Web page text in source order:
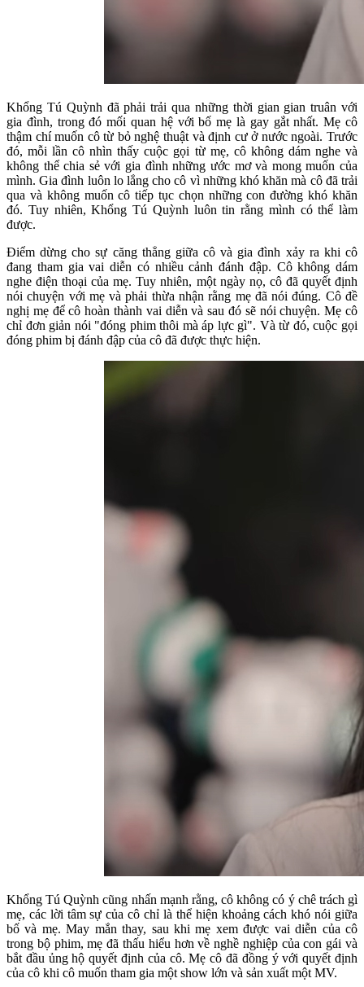
Khổng Tú Quỳnh đã phải trải qua những thời gian gian truân với
gia đình, trong đó mối quan hệ với bố mẹ là gay gắt nhất. Mẹ cô
thậm chí muốn cô từ bỏ nghệ thuật và định cư ở nước ngoài. Trước
đó, mỗi lần cô nhìn thấy cuộc gọi từ mẹ, cô không dám nghe và
không thể chia sẻ với gia đình những ước mơ và mong muốn của
mình. Gia đình luôn lo lắng cho cô vì những khó khăn mà cô đã trải
qua và không muốn cô tiếp tục chọn những con đường khó khăn
đó. Tuy nhiên, Khổng Tú Quỳnh luôn tin rằng mình có thể làm
được.
Điểm dừng cho sự căng thẳng giữa cô và gia đình xảy ra khi cô
đang tham gia vai diễn có nhiều cảnh đánh đập. Cô không dám
nghe điện thoại của mẹ. Tuy nhiên, một ngày nọ, cô đã quyết định
nói chuyện với mẹ và phải thừa nhận rằng mẹ đã nói đúng. Cô đề
nghị mẹ để cô hoàn thành vai diễn và sau đó sẽ nói chuyện. Mẹ cô
chỉ đơn giản nói "đóng phim thôi mà áp lực gì". Và từ đó, cuộc gọi
đóng phim bị đánh đập của cô đã được thực hiện.
Khổng Tú Quỳnh cũng nhấn mạnh rằng, cô không có ý chê trách gì
mẹ, các lời tâm sự của cô chỉ là thể hiện khoảng cách khó nói giữa
bố và mẹ. May mắn thay, sau khi mẹ xem được vai diễn của cô
trong bộ phim, mẹ đã thấu hiểu hơn về nghề nghiệp của con gái và
bắt đầu ủng hộ quyết định của cô. Mẹ cô đã đồng ý với quyết định
của cô khi cô muốn tham gia một show lớn và sản xuất một MV.